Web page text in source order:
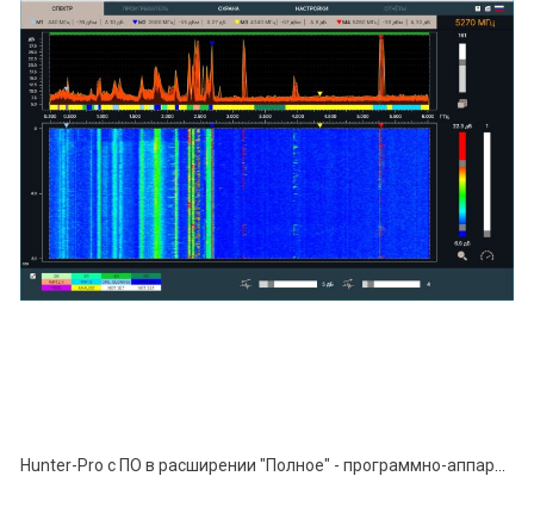
Hunter-Pro с ПО в расширении "Полное" - программно-аппаратный комплекс поиска устройств негласного съёма информации